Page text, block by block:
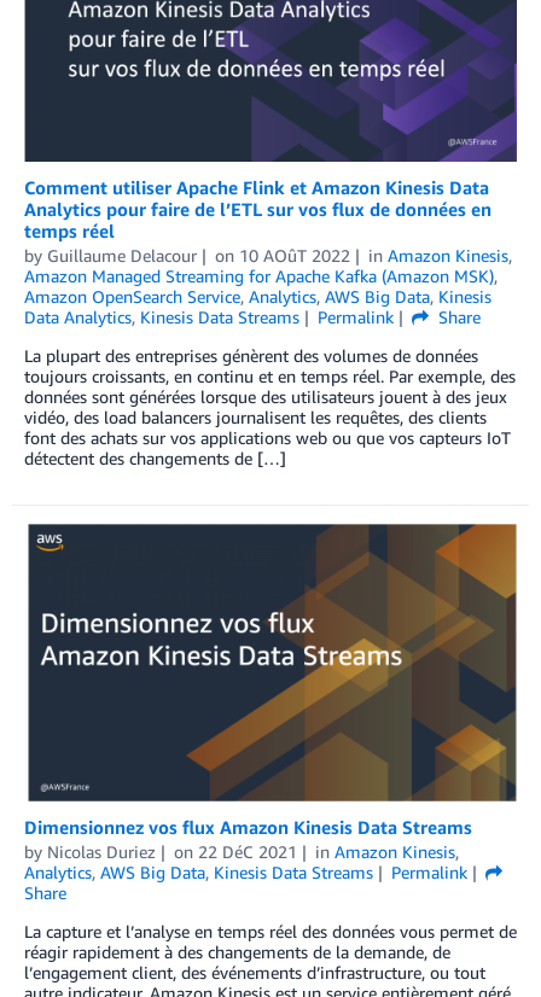
Comment utiliser Apache Flink et Amazon Kinesis Data
Analytics pour faire de l’ETL sur vos flux de données en
temps réel
by Guillaume Delacour on 10 AOûT 2022 in Amazon Kinesis,
Amazon Managed Streaming for Apache Kafka (Amazon MSK),
Amazon OpenSearch Service, Analytics, AWS Big Data, Kinesis
Data Analytics, Kinesis Data Streams Permalink
Share
La plupart des entreprises génèrent des volumes de données
toujours croissants, en continu et en temps réel. Par exemple, des
données sont générées lorsque des utilisateurs jouent à des jeux
vidéo, des load balancers journalisent les requêtes, des clients
font des achats sur vos applications web ou que vos capteurs IoT
détectent des changements de […]
Dimensionnez vos flux Amazon Kinesis Data Streams
by Nicolas Duriez on 22 DéC 2021 in Amazon Kinesis,
Analytics, AWS Big Data, Kinesis Data Streams
Permalink
Share
La capture et l’analyse en temps réel des données vous permet de
réagir rapidement à des changements de la demande, de
l’engagement client, des événements d’infrastructure, ou tout